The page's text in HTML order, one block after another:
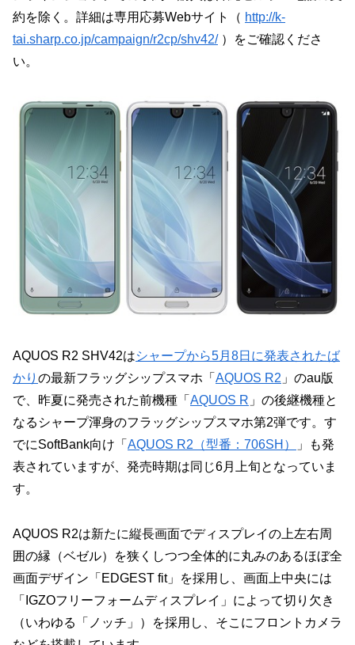
約を除く。詳細は専用応募Webサイト（ http://k-
tai.sharp.co.jp/campaign/r2cp/shv42/）をご確認くださ
い。
AQUOS R2 SHV42はシャープから5月8日に発表されたば
かり の最新フラッグシップスマホ「 AQUOS R2 」のau版
で、昨夏に発売された前機種「 AQUOS R 」の後継機種と
なるシャープ渾身のフラッグシップスマホ第2弾です。す
でにSoftBank向け「 AQUOS R2（型番：706SH）
」も発
表されていますが、発売時期は同じ6月上旬となっていま
す。
AQUOS R2は新たに縦長画面でディスプレイの上左右周
囲の縁（ベゼル）を狭くしつつ全体的に丸みのあるほぼ全
画面デザイン「EDGEST fit」を採用し、画面上中央には
「IGZOフリーフォームディスプレイ」によって切り欠き
（いわゆる「ノッチ」）を採用し、そこにフロントカメラ